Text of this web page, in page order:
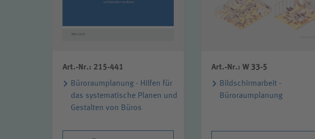
Art.-Nr.: 215-441
Büroraumplanung - Hilfen für
das systematische Planen und
Gestalten von Büros
Art.-Nr.: W 33-5
Bildschirmarbeit -
Büroraumplanung